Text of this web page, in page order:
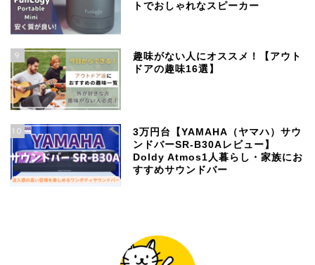
トでおしゃれなスピーカー
9
趣味がない人にオススメ！【アウト
ドアの趣味16選】
10
3万円台【YAMAHA（ヤマハ）サウ
ンドバーSR-B30Aレビュー】
Doldy Atmos1人暮らし・家族にお
すすめサウンドバー